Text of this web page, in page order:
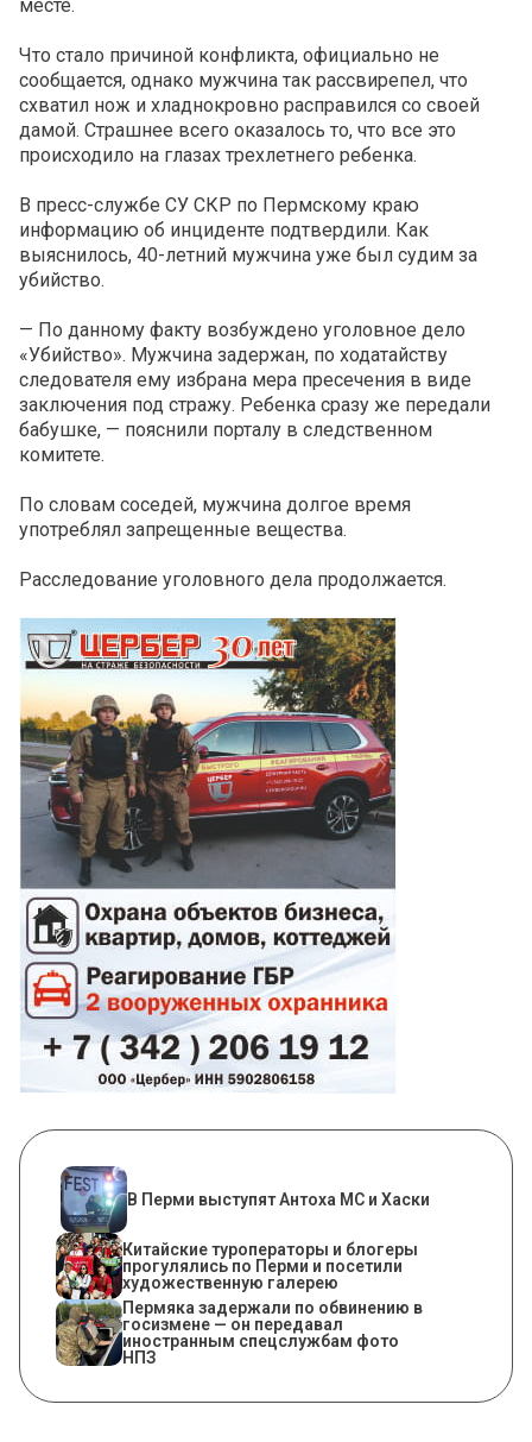
месте.
Что стало причиной конфликта, официально не
сообщается, однако мужчина так рассвирепел, что
схватил нож и хладнокровно расправился со своей
дамой. Страшнее всего оказалось то, что все это
происходило на глазах трехлетнего ребенка.
В пресс-службе СУ СКР по Пермскому краю
информацию об инциденте подтвердили. Как
выяснилось, 40-летний мужчина уже был судим за
убийство.
— По данному факту возбуждено уголовное дело
«Убийство». Мужчина задержан, по ходатайству
следователя ему избрана мера пресечения в виде
заключения под стражу. Ребенка сразу же передали
бабушке, — пояснили порталу в следственном
комитете.
По словам соседей, мужчина долгое время
употреблял запрещенные вещества.
Расследование уголовного дела продолжается.
В Перми выступят Антоха МС и Хаски
Китайские туроператоры и блогеры
прогулялись по Перми и посетили
художественную галерею
Пермяка задержали по обвинению в
госизмене — он передавал
иностранным спецслужбам фото
НПЗ